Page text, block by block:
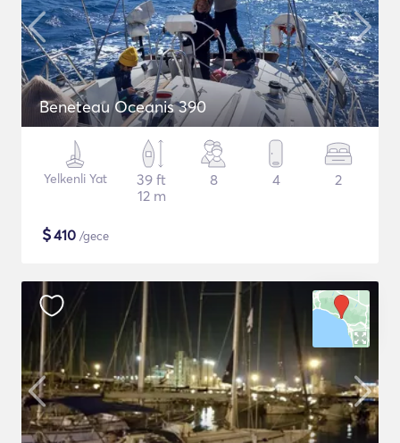
Beneteau Oceanis 390
Yelkenli Yat
39 ft
12 m
8 4 2
$410 /gece